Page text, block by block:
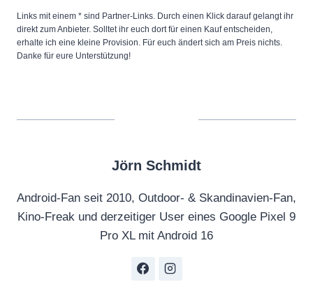
Links mit einem * sind Partner-Links. Durch einen Klick darauf gelangt ihr
direkt zum Anbieter. Solltet ihr euch dort für einen Kauf entscheiden,
erhalte ich eine kleine Provision. Für euch ändert sich am Preis nichts.
Danke für eure Unterstützung!
Jörn Schmidt
Android-Fan seit 2010, Outdoor- & Skandinavien-Fan,
Kino-Freak und derzeitiger User eines Google Pixel 9
Pro XL mit Android 16